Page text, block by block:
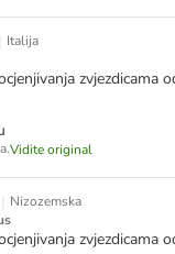
Italija
zvjezdicama
Vidite original
| Nizozemska
zvjezdicama